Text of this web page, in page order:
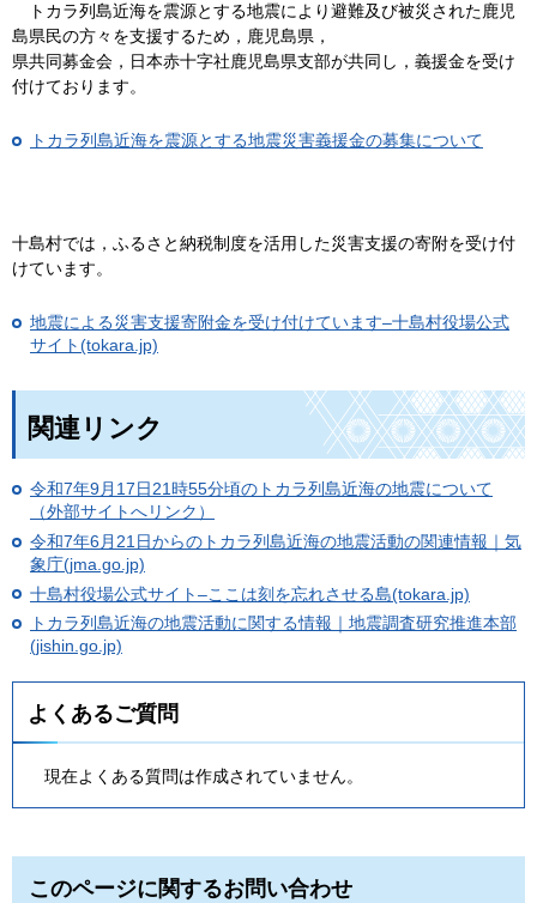
ト カラ列島近海を震源とする地震により避難及び被災された鹿児
島県民の方々を支援するため，鹿児島県，
県共同募金会，日本赤十字社鹿児島県支部が共同し，義援金を受け
付けております。
トカラ列島近海を震源とする地震災害義援金の募集について
十島村では，ふるさと納税制度を活用した災害支援の寄附を受け付
けています。
地震による災害支援寄附金を受け付けています–十島村役場公式
サイト(tokara.jp)
関連リンク
令和7年9月17日21時55分頃のトカラ列島近海の地震について
（外部サイトへリンク）
令和7年6月21日からのトカラ列島近海の地震活動の関連情報｜気
象庁(jma.go.jp)
十島村役場公式サイト–ここは刻を忘れさせる島(tokara.jp)
トカラ列島近海の地震活動に関する情報｜地震調査研究推進本部
(jishin.go.jp)
よくあるご質問
現在よくある質問は作成されていません。
このページに関するお問い合わせ